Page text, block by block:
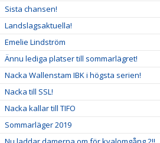
Sista chansen!
Landslagsaktuella!
Emelie Lindström
Ännu lediga platser till sommarlägret!
Nacka Wallenstam IBK i högsta serien!
Nacka till SSL!
Nacka kallar till TIFO
Sommarläger 2019